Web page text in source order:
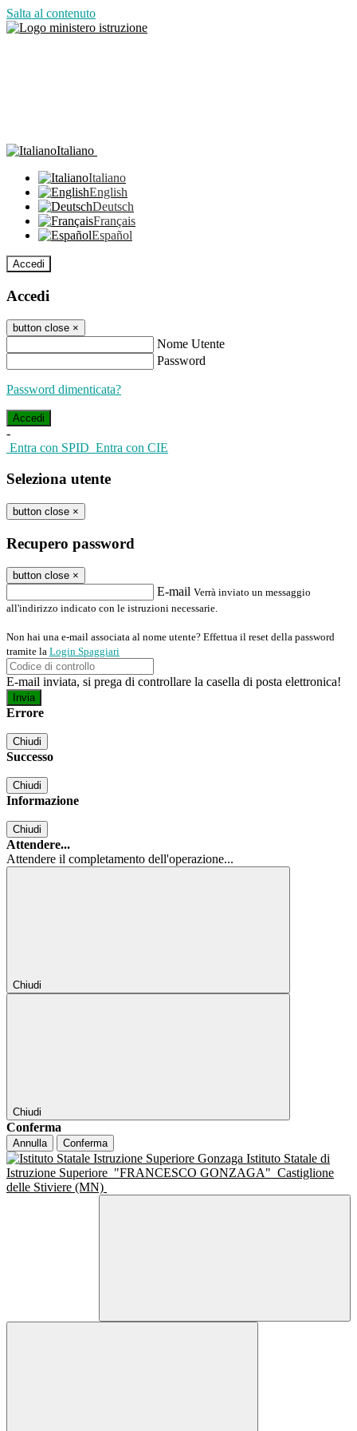
Salta al contenuto
Italiano
Italiano
English
Deutsch
Français
Español
Accedi
Accedi
button close ×
Nome Utente
Password
Password dimenticata?
-
Entra con SPID Entra con CIE
Seleziona utente
button close ×
Recupero password
button close ×
E-mail Verrà inviato un messaggio
all'indirizzo indicato con le istruzioni necessarie.
Non hai una e-mail associata al nome utente? Effettua il reset della password
tramite la Login Spaggiari
E-mail inviata, si prega di controllare la casella di posta elettronica!
Errore
Chiudi
Successo
Chiudi
Informazione
Chiudi
Attendere...
Attendere il completamento dell'operazione...
Chiudi
Chiudi
Conferma
Annulla Conferma
Istituto Statale di
Istruzione Superiore "FRANCESCO GONZAGA" Castiglione
delle Stiviere (MN)